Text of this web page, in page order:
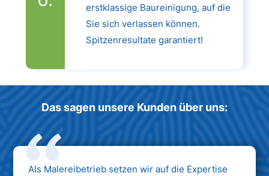
erstklassige Baureinigung, auf die
Sie sich verlassen können.
Spitzenresultate garantiert!
Das sagen unsere Kunden über uns:
Als Malereibetrieb setzen wir auf die Expertise